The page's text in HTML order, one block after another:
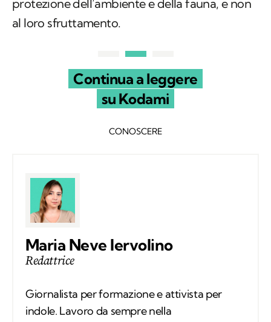
protezione dell’ambiente e della fauna, e non
al loro sfruttamento.
Continua a leggere
su Kodami
CONOSCERE
Maria Neve Iervolino
Redattrice
Giornalista per formazione e attivista per
indole. Lavoro da sempre nella